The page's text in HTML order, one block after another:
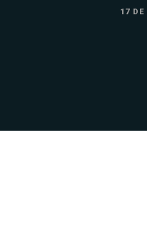
17